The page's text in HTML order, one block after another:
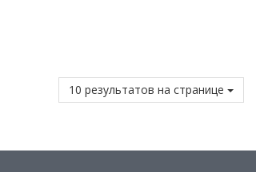
10 результатов на странице